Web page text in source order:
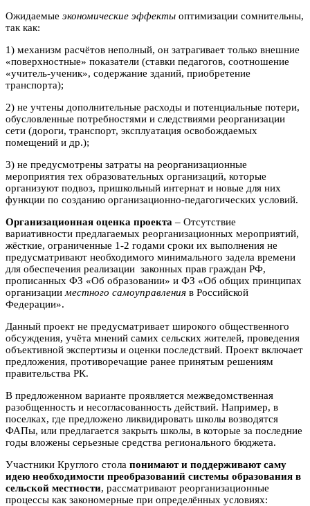
Ожидаемые экономические эффекты оптимизации сомнительны,
так как:
1) механизм расчётов неполный, он затрагивает только внешние
«поверхностные» показатели (ставки педагогов, соотношение
«учитель-ученик», содержание зданий, приобретение
транспорта);
2) не учтены дополнительные расходы и потенциальные потери,
обусловленные потребностями и следствиями реорганизации
сети (дороги, транспорт, эксплуатация освобождаемых
помещений и др.);
3) не предусмотрены затраты на реорганизационные
мероприятия тех образовательных организаций, которые
организуют подвоз, пришкольный интернат и новые для них
функции по созданию организационно-педагогических условий.
Организационная оценка проекта – Отсутствие
вариативности предлагаемых реорганизационных мероприятий,
жёсткие, ограниченные 1-2 годами сроки их выполнения не
предусматривают необходимого минимального задела времени
для обеспечения реализации законных прав граждан РФ,
прописанных ФЗ «Об образовании» и ФЗ «Об общих принципах
организации местного самоуправления в Российской
Федерации».
Данный проект не предусматривает широкого общественного
обсуждения, учёта мнений самих сельских жителей, проведения
объективной экспертизы и оценки последствий. Проект включает
предложения, противоречащие ранее принятым решениям
правительства РК.
В предложенном варианте проявляется межведомственная
разобщенность и несогласованность действий. Например, в
поселках, где предложено ликвидировать школы возводятся
ФАПы, или предлагается закрыть школы, в которые за последние
годы вложены серьезные средства регионального бюджета.
Участники Круглого стола понимают и поддерживают саму
идею необходимости преобразований системы образования в
сельской местности, рассматривают реорганизационные
процессы как закономерные при определённых условиях: